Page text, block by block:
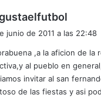
e
:
junio de 2011 a las 22:48
,a la aficion de la
al pueblo en
invitar al san
de las fiestas y asi